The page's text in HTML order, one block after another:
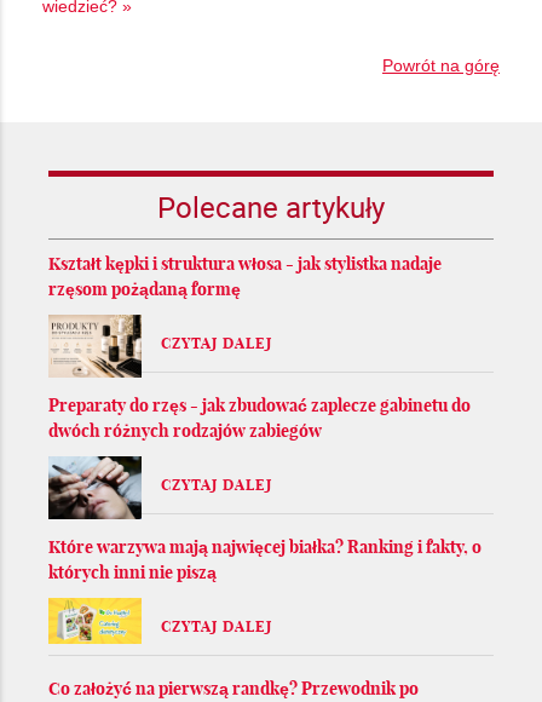
wiedzieć? »
Powrót na górę
Polecane artykuły
Kształt kępki i struktura włosa - jak stylistka nadaje
rzęsom pożądaną formę
CZYTAJ DALEJ
Preparaty do rzęs - jak zbudować zaplecze gabinetu do
dwóch różnych rodzajów zabiegów
CZYTAJ DALEJ
Które warzywa mają najwięcej białka? Ranking i fakty, o
których inni nie piszą
CZYTAJ DALEJ
Co założyć na pierwszą randkę? Przewodnik po